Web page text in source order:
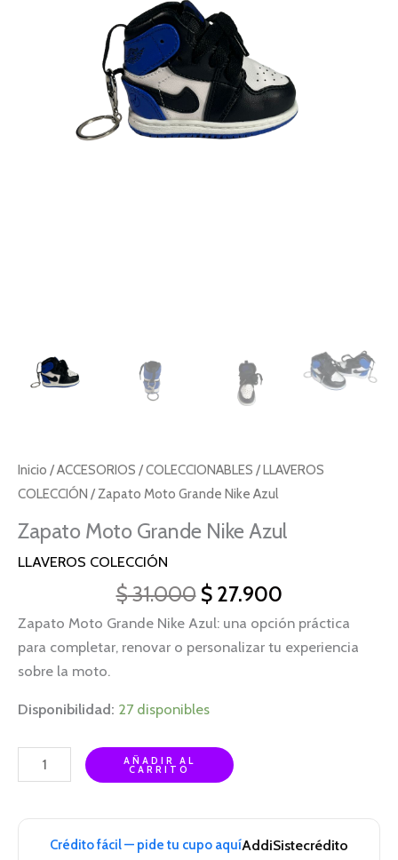
Inicio /ACCESORIOS /COLECCIONABLES /LLAVEROS
COLECCIÓN / Zapato Moto Grande Nike Azul
Zapato Moto Grande Nike Azul
LLAVEROS COLECCIÓN
$31.000 $27.900
Zapato Moto Grande Nike Azul: una opción práctica
para completar, renovar o personalizar tu experiencia
sobre la moto.
Disponibilidad: 27 disponibles
AÑADIR AL
CARRITO
Crédito fácil — pide tu cupo aquíAddiSistecrédito